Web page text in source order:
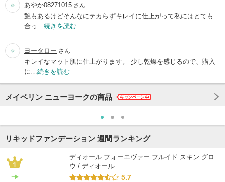
あやか08271015 さん
艶もあるけどそんなにテカらずキレイに仕上がって私にはとても
合っ… 続きを読む
ヨータロー さん
キレイなマット肌に仕上がります。 少し乾燥を感じるので、購入
に… 続きを読む
メイベリン ニューヨークの商品
リキッドファンデーション 週間ランキング
ディオール フォーエヴァー フルイド スキン グロ
ウ / ディオール
5.7